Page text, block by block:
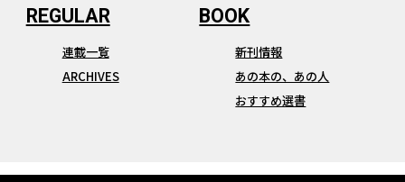
連載一覧
ARCHIVES
新刊情報
あの本の、あの人
おすすめ選書